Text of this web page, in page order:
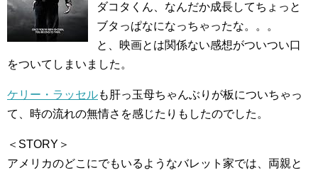
ダコタくん、なんだか成長してちょっと
ブタっぱなになっちゃったな。。。
と、映画とは関係ない感想がついつい口
をついてしまいました。
ケリー・ラッセルも肝っ玉母ちゃんぶりが板についちゃっ
て、時の流れの無情さを感じたりもしたのでした。
＜STORY＞
アメリカのどこにでもいるようなバレット家では、両親と